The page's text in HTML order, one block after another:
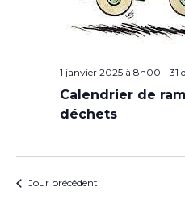
1 janvier 2025 à 8h00 - 31
Calendrier de
déchets
Jour précédent